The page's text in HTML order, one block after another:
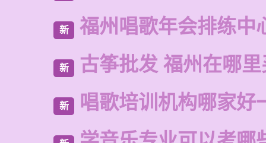
新 福州唱歌年会排练中
新 古筝批发 福州在哪
新 唱歌培训机构哪家好